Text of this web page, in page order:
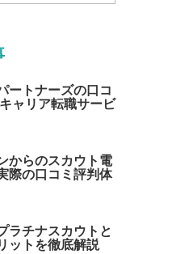
ートナーズの口コ
ャリア転職サービ
からのスカウト電
際の口コミ評判体
ラチナスカウトと
ットを徹底解説